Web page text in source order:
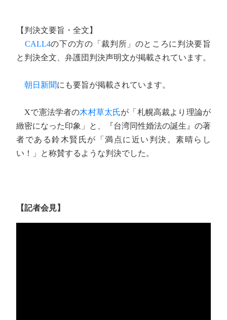
【判決文要旨・全文】
CALL4の下の方の「裁判所」のところに判決要旨
と判決全文、弁護団判決声明文が掲載されています。
朝日新聞にも要旨が掲載されています。
Xで憲法学者の木村草太氏が「札幌高裁より理論が
緻密になった印象」と、『台湾同性婚法の誕生』の著
者である鈴木賢氏が「満点に近い判決。素晴らし
い！」と称賛するような判決でした。
【記者会見】